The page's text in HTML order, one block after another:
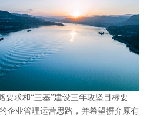
要求和“三基”建设三年攻坚目标要
企业管理运营思路，并希望摒弃原有